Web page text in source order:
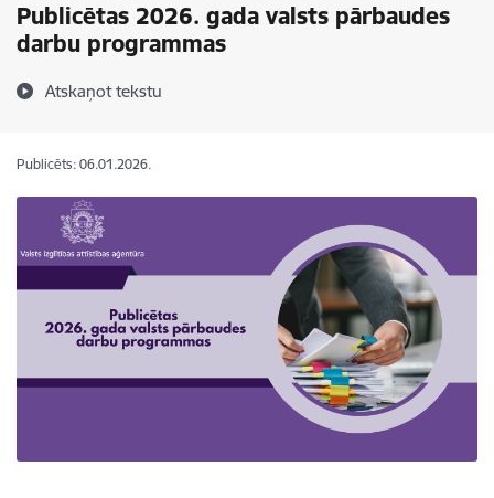
Publicētas 2026. gada valsts pārbaudes
darbu programmas
Atskaņot tekstu
Publicēts: 06.01.2026.